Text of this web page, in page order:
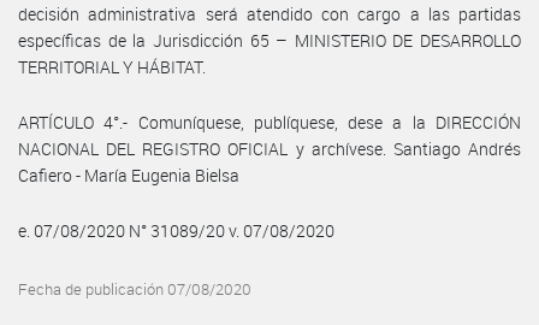
decisión administrativa será atendido con cargo a las partidas
específicas de la Jurisdicción 65 – MINISTERIO DE DESARROLLO
TERRITORIAL Y HÁBITAT.
ARTÍCULO 4°.- Comuníquese, publíquese, dese a la DIRECCIÓN
NACIONAL DEL REGISTRO OFICIAL y archívese. Santiago Andrés
Cafiero - María Eugenia Bielsa
e. 07/08/2020 N° 31089/20 v. 07/08/2020
Fecha de publicación 07/08/2020